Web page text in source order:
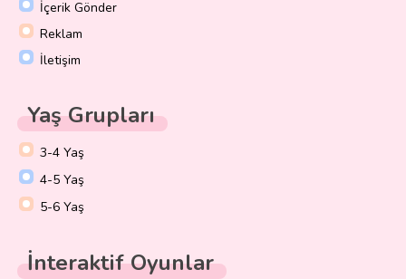
İçerik Gönder
Reklam
İletişim
Yaş Grupları
3-4 Yaş
4-5 Yaş
5-6 Yaş
İnteraktif Oyunlar